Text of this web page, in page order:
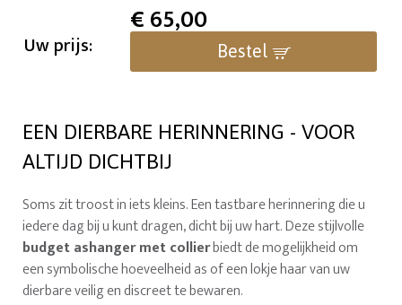
Uw prijs:
€65,00
Bestel
EEN DIERBARE HERINNERING - VOOR
ALTIJD DICHTBIJ
Soms zit troost in iets kleins. Een tastbare herinnering die u
iedere dag bij u kunt dragen, dicht bij uw hart. Deze stijlvolle
budget ashanger met collierbiedt de mogelijkheid om
een symbolische hoeveelheid as of een lokje haar van uw
dierbare veilig en discreet te bewaren.